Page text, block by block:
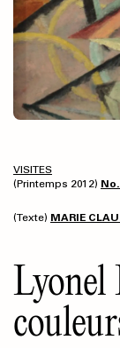
VISITES
(Printemps 2012)
(Texte) MARIE
Lyonel